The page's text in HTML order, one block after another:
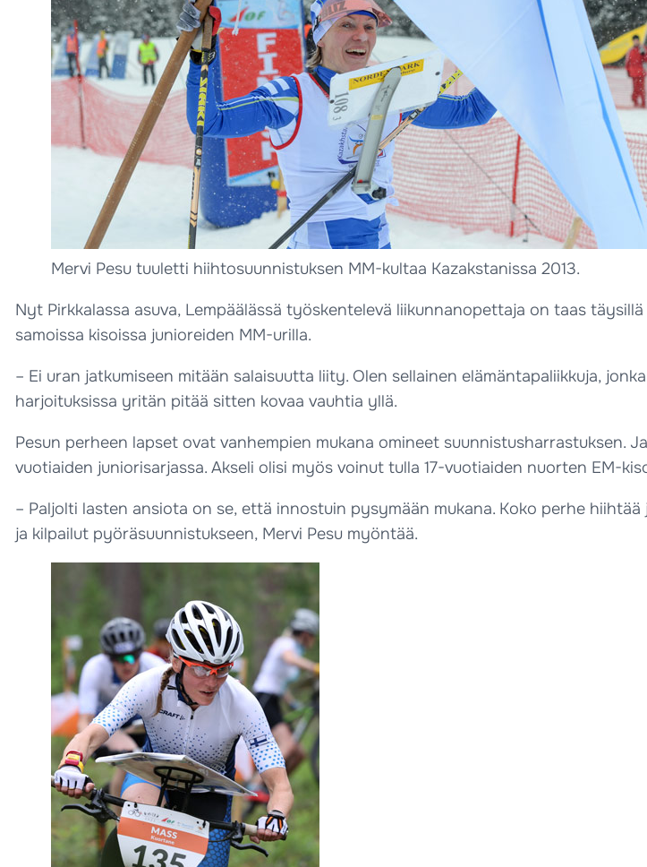
Mervi Pesu tuuletti hiihtosuunnistuksen MM-kultaa Kazakstanissa 2013.
Nyt Pirkkalassa asuva, Lempäälässä työskentelevä liikunnanopettaja on taas
samoissa kisoissa junioreiden MM-urilla.
– Ei uran jatkumiseen mitään salaisuutta liity. Olen sellainen elämäntapaliikkuja,
harjoituksissa yritän pitää sitten kovaa vauhtia yllä.
Pesun perheen lapset ovat vanhempien mukana omineet suunnistusharrastuksen.
vuotiaiden juniorisarjassa. Akseli olisi myös voinut tulla 17-vuotiaiden nuorten EM-
– Paljolti lasten ansiota on se, että innostuin pysymään mukana. Koko perhe
ja kilpailut pyöräsuunnistukseen, Mervi Pesu myöntää.